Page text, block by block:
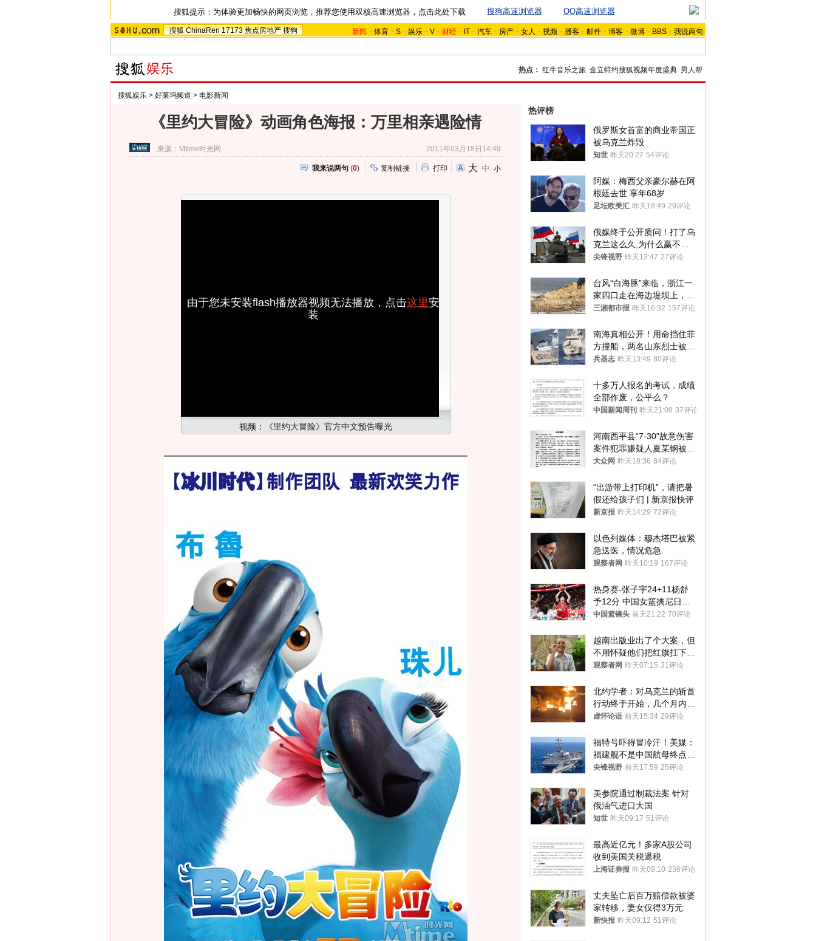
搜狐提示：为体验更加畅快的网页浏览，推荐您使用双核高速浏览器，点击此处下载 搜狗高速浏览器 QQ高速浏览器
搜狐 ChinaRen 17173 焦点房地产 搜狗 新闻 - 体育 - S - 娱乐 - V - 财经 - IT - 汽车 - 房产 - 女人 - 视频 - 播客 - 邮件 - 博客 - 微博 - BBS - 我说两句
热点： 红牛音乐之旅 金立特约搜狐视频年度盛典 男人帮
搜狐娱乐 > 好莱坞频道 > 电影新闻
《里约大冒险》动画角色海报：万里相亲遇险情
来源： Mtime时光网 2011年03月18日14:49
我来说两句 (0) 复制链接 打印 大 中 小
由于您未安装flash播放器视频无法播放，点击这里安
装
视频：《里约大冒险》官方中文预告曝光
热评榜
俄罗斯女首富的商业帝国正
被乌克兰炸毁
知世 昨天20:27 54评论
阿媒：梅西父亲豪尔赫在阿
根廷去世 享年68岁
足坛欧美汇 昨天18:49 29评论
俄媒终于公开质问！打了乌
克兰这么久,为什么赢不了?
答案令人沉默
尖锋视野 昨天13:47 27评论
台风“白海豚”来临，浙江一
家四口走在海边堤坝上，其
中9岁男孩被巨浪卷入海
三湘都市报 昨天16:32 157评论
南海真相公开！用命挡住菲
方撞船，两名山东烈士被授
武警最高荣誉
兵器志 昨天13:49 80评论
十多万人报名的考试，成绩
全部作废，公平么？
中国新闻周刊 昨天21:08 37评论
河南西平县“7·30”故意伤害
案件犯罪嫌疑人夏某钢被抓
获
大众网 昨天18:36 84评论
“出游带上打印机”，请把暑
假还给孩子们 | 新京报快评
新京报 昨天14:29 72评论
以色列媒体：穆杰塔巴被紧
急送医，情况危急
观察者网 昨天10:19 167评论
热身赛-张子宇24+11杨舒
予12分 中国女篮擒尼日利
亚
中国篮镜头 前天21:22 70评论
越南出版业出了个大案，但
不用怀疑他们把红旗扛下去
的决心
观察者网 昨天07:15 31评论
北约学者：对乌克兰的斩首
行动终于开始，几个月内乌
将投降
虚怀论语 前天15:34 29评论
福特号吓得冒冷汗！美媒：
福建舰不是中国航母终点，
而是新起点！
尖锋视野 前天17:59 25评论
美参院通过制裁法案 针对
俄油气进口大国
知世 昨天09:17 51评论
最高近亿元！多家A股公司
收到美国关税退税
上海证券报 昨天09:10 236评论
丈夫坠亡后百万赔偿款被婆
家转移，妻女仅得3万元
新快报 昨天09:12 51评论